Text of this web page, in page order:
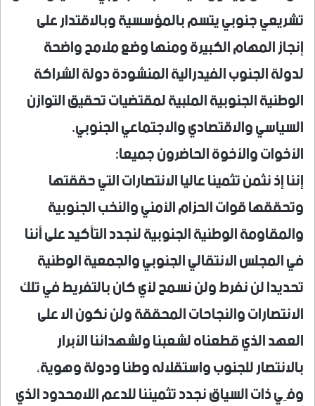
تشريعي جنوبي يتسم بالمؤسسية وبالاقتدار على
إنجاز المهام الكبيرة ومنها وضع ملامح واضحة
لدولة الجنوب الفيدرالية المنشودة دولة الشراكة
الوطنية الجنوبية الملبية لمقتضيات تحقيق التوازن
السياسي والاقتصادي والاجتماعي الجنوبي.
الأخوات والأخوة الحاضرون جميعا:
إننا إذ نثمن تثمينا عاليا الانتصارات التي حققتها
وتحققها قوات الحزام الأمني والنخب الجنوبية
والمقاومة الوطنية الجنوبية لنجدد التأكيد على أننا
في المجلس الانتقالي الجنوبي والجمعية الوطنية
تحديدا لن نفرط ولن نسمح لأي كان بالتفريط في تلك
الانتصارات والنجاحات المحققة ولن نكون الا على
العهد الذي قطعناه لشعبنا ولشهدائنا الأبرار
بالانتصار للجنوب واستقلاله وطنا ودولة وهوية،
وفِي ذات السياق نجدد تثميننا للدعم اللامحدود الذي